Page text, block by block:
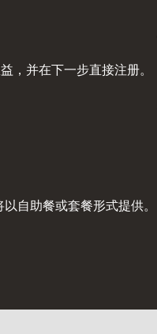
，并在下一步直接注册。
自助餐或套餐形式提供。